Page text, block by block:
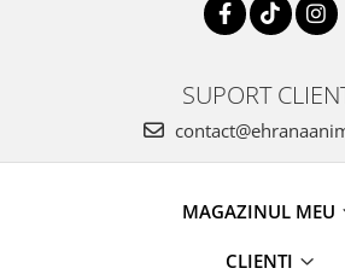
SUPORT
MAGAZINUL MEU
CLIENTI